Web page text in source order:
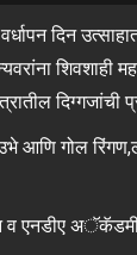
दिन
शिवशाही
दिग्गजांची
आणि गोल
व एनडीए